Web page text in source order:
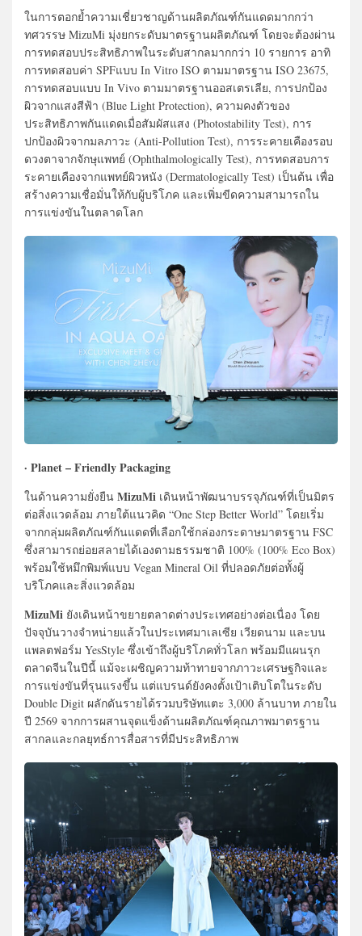
ในการตอกย้ำความเชี่ยวชาญด้านผลิตภัณฑ์กันแดดมากกว่า
ทศวรรษ MizuMi มุ่งยกระดับมาตรฐานผลิตภัณฑ์ โดยจะต้องผ่าน
การทดสอบประสิทธิภาพในระดับสากลมากกว่า 10 รายการ อาทิ
การทดสอบค่า SPFแบบ In Vitro ISO ตามมาตรฐาน ISO 23675,
การทดสอบแบบ In Vivo ตามมาตรฐานออสเตรเลีย, การปกป้อง
ผิวจากแสงสีฟ้า (Blue Light Protection), ความคงตัวของ
ประสิทธิภาพกันแดดเมื่อสัมผัสแสง (Photostability Test), การ
ปกป้องผิวจากมลภาวะ (Anti-Pollution Test), การระคายเคืองรอบ
ดวงตาจากจักษุแพทย์ (Ophthalmologically Test), การทดสอบการ
ระคายเคืองจากแพทย์ผิวหนัง (Dermatologically Test) เป็นต้น เพื่อ
สร้างความเชื่อมั่นให้กับผู้บริโภค และเพิ่มขีดความสามารถใน
การแข่งขันในตลาดโลก
· Planet – Friendly Packaging
ในด้านความยั่งยืน MizuMi เดินหน้าพัฒนาบรรจุภัณฑ์ที่เป็นมิตร
ต่อสิ่งแวดล้อม ภายใต้แนวคิด “One Step Better World” โดยเริ่ม
จากกลุ่มผลิตภัณฑ์กันแดดที่เลือกใช้กล่องกระดาษมาตรฐาน FSC
ซึ่งสามารถย่อยสลายได้เองตามธรรมชาติ 100% (100% Eco Box)
พร้อมใช้หมึกพิมพ์แบบ Vegan Mineral Oil ที่ปลอดภัยต่อทั้งผู้
บริโภคและสิ่งแวดล้อม
MizuMi ยังเดินหน้าขยายตลาดต่างประเทศอย่างต่อเนื่อง โดย
ปัจจุบันวางจำหน่ายแล้วในประเทศมาเลเซีย เวียดนาม และบน
แพลตฟอร์ม YesStyle ซึ่งเข้าถึงผู้บริโภคทั่วโลก พร้อมมีแผนรุก
ตลาดจีนในปีนี้ แม้จะเผชิญความท้าทายจากภาวะเศรษฐกิจและ
การแข่งขันที่รุนแรงขึ้น แต่แบรนด์ยังคงตั้งเป้าเติบโตในระดับ
Double Digit ผลักดันรายได้รวมบริษัทแตะ 3,000 ล้านบาท ภายใน
ปี 2569 จากการผสานจุดแข็งด้านผลิตภัณฑ์คุณภาพมาตรฐาน
สากลและกลยุทธ์การสื่อสารที่มีประสิทธิภาพ